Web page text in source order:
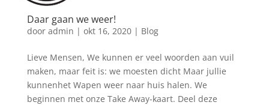
Daar gaan we weer!
door admin | okt 16, 2020| Blog
Lieve Mensen, We kunnen er veel woorden aan vuil
maken, maar feit is: we moesten dicht Maar jullie
kunnenhet Wapen weer naar huis halen. We
beginnen met onze Take Away-kaart. Deel deze